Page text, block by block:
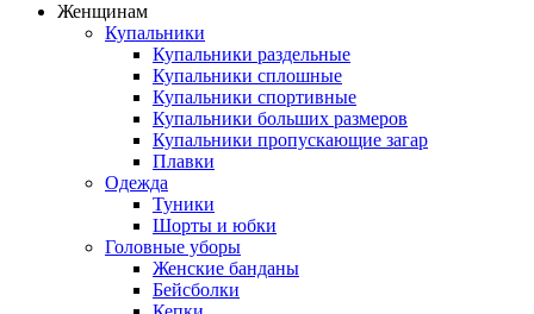
Женщинам
Купальники
Купальники раздельные
Купальники сплошные
Купальники спортивные
Купальники больших размеров
Купальники пропускающие загар
Плавки
Одежда
Туники
Шорты и юбки
Головные уборы
Женские банданы
Бейсболки